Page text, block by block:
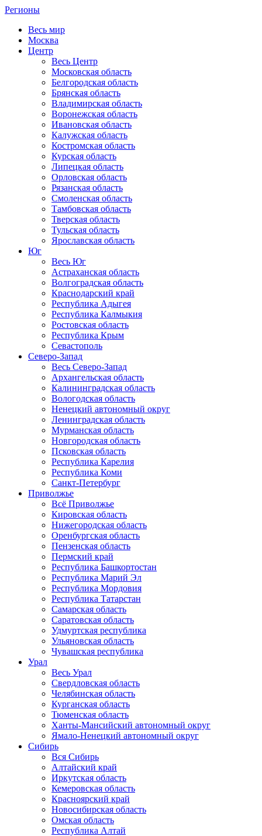
Регионы
Весь мир
Москва
Центр
Весь Центр
Московская область
Белгородская область
Брянская область
Владимирская область
Воронежская область
Ивановская область
Калужская область
Костромская область
Курская область
Липецкая область
Орловская область
Рязанская область
Смоленская область
Тамбовская область
Тверская область
Тульская область
Ярославская область
Юг
Весь Юг
Астраханская область
Волгоградская область
Краснодарский край
Республика Адыгея
Республика Калмыкия
Ростовская область
Республика Крым
Севастополь
Северо-Запад
Весь Северо-Запад
Архангельская область
Калининградская область
Вологодская область
Ненецкий автономный округ
Ленинградская область
Мурманская область
Новгородская область
Псковская область
Республика Карелия
Республика Коми
Санкт-Петербург
Приволжье
Всё Приволжье
Кировская область
Нижегородская область
Оренбургская область
Пензенская область
Пермский край
Республика Башкортостан
Республика Марий Эл
Республика Мордовия
Республика Татарстан
Самарская область
Саратовская область
Удмуртская республика
Ульяновская область
Чувашская республика
Урал
Весь Урал
Свердловская область
Челябинская область
Курганская область
Тюменская область
Ханты-Мансийский автономный округ
Ямало-Ненецкий автономный округ
Сибирь
Вся Сибирь
Алтайский край
Иркутская область
Кемеровская область
Красноярский край
Новосибирская область
Омская область
Республика Алтай